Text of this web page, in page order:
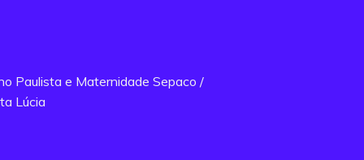
Paulista e Maternidade Sepaco /
Lúcia